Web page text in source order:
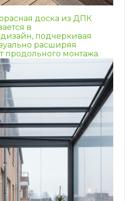
доска из ДПК
в
подчеркивая
расширяя
продольного монтажа.